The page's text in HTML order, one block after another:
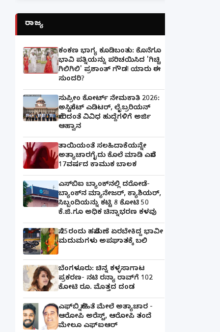
ರಾಜ್ಯ
ಕಂಕಣ ಭಾಗ್ಯ ಕೂಡಿಬಂತು: ಕೊನೆಗೂ
ಭಾವಿ ಪತ್ನಿಯನ್ನು ಪರಿಚಯಿಸಿದ 'ಗಿಚ್ಚಿ
ಗಿಲಿಗಿಲಿ' ಪ್ರಶಾಂತ್ ಗೌಡ! ಯಾರು ಈ
ಸುಂದರಿ?
ಸುಪ್ರೀಂ ಕೋರ್ಟ್ ನೇಮಕಾತಿ 2026:
ಅಸಿಸ್ಟೆಂಟ್ ಎಡಿಟರ್, ಲೈಬ್ರರಿಯನ್
ಸೇರಿದಂತೆ ವಿವಿಧ ಹುದ್ದೆಗಳಿಗೆ ಅರ್ಜಿ
ಆಹ್ವಾನ
ತಾಯಿಯಂತೆ ಸಲಹಿದಾಕೆಯನ್ನೇ
ಅತ್ಯಾಚಾರಗೈದು ಕೊಲೆ ಮಾಡಿ ಎಸೆದ
17ವರ್ಷದ ಕಾಮುಕ ಬಾಲಕ
ಎಸ್‌ಬಿಐ ಬ್ಯಾಂಕ್‌ನಲ್ಲಿ‌ ದರೋಡೆ-
ಬ್ಯಾಂಕ್​ನ ಮ್ಯಾನೇಜರ್‌, ಕ್ಯಾಶಿಯರ್‌,
ಸಿಬ್ಬಂದಿಯನ್ನು ಕಟ್ಟಿ 8 ಕೋಟಿ 50
ಕೆ.ಜಿ.ಗೂ ಅಧಿಕ ಚಿನ್ನಾಭರಣ ಕಳವು
ಸೆ.25ರಂದು ಹಸೆಮಣೆ ಏರಬೇಕಿದ್ದ ಭಾವೀ
ಮದುಮಗಳು ಅಪಘಾತಕ್ಕೆ ಬಲಿ
ಬೆಂಗಳೂರು: ಚಿನ್ನ ಕಳ್ಳಸಾಗಾಟ
ಪ್ರಕರಣ- ನಟಿ ರನ್ಯಾ ರಾವ್‌ಗೆ 102
ಕೋಟಿ ರೂ. ಮೊತ್ತದ ದಂಡ
ಎಫ್‌ಬಿ ಸ್ನೇಹಿತೆ ಮೇಲೆ ಅತ್ಯಾಚಾರ -
ಆರೋಪಿ ಅರೆಸ್ಟ್, ಆರೋಪಿ ತಂದೆ
ಮೇಲೂ ಎಫ್ಐಆರ್